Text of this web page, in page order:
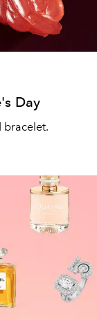
Day
bracelet.